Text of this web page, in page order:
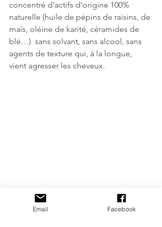
concentré d’actifs d’origine 100%
naturelle (huile de pépins de raisins, de
maïs, oléine de karité, céramides de
blé…)  sans solvant, sans alcool, sans
agents de texture qui, à la longue,
vient agresser les cheveux.
Email Facebook